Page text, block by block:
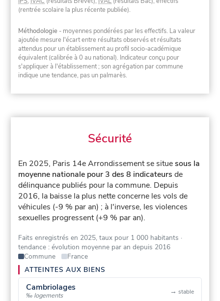
(rentrée scolaire la plus récente publiée).
Méthodologie - moyennes pondérées par les effectifs. La valeur
ajoutée mesure l'écart entre résultats observés et résultats
attendus pour un établissement au profil socio-académique
équivalent (calibrée à 0 au national). Indicateur conçu pour
s'appliquer à l'établissement ; son agrégation par commune
indique une tendance, pas un palmarès.
Sécurité
En 2025, Paris 14e Arrondissement se situesous la
moyenne nationale pour 3 des 8 indicateurs de
délinquance publiés pour la commune. Depuis
2016, la baisse la plus nette concerne les vols de
véhicules (-9 % par an) ; à l'inverse, les violences
sexuelles progressent (+9 % par an).
Faits enregistrés en 2025, taux pour 1 000 habitants ·
tendance : évolution moyenne par an depuis 2016
Commune
France
ATTEINTES AUX BIENS
Cambriolages
‰ logements → stable